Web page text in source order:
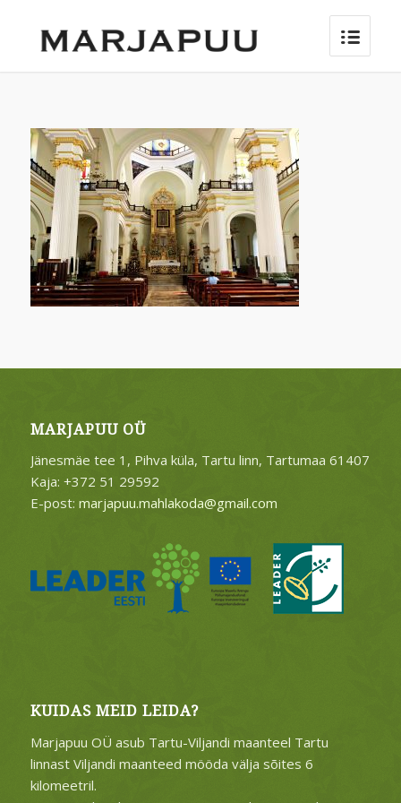
MARJAPUU OÜ
Jänesmäe tee 1, Pihva küla, Tartu linn, Tartumaa 61407
Kaja: +372 51 29592
E-post: marjapuu.mahlakoda@gmail.com
KUIDAS MEID LEIDA?
Marjapuu OÜ asub Tartu-Viljandi maanteel Tartu
linnast Viljandi maanteed mööda välja sõites 6
kilomeetril.